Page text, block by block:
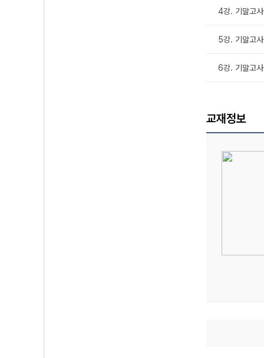
4강. 기말고
5강. 기말고
6강. 기말고
교재정보